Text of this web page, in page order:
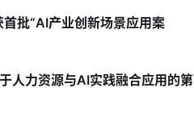
首批“AI产业创新场景应用案
人力资源与AI实践融合应用的第